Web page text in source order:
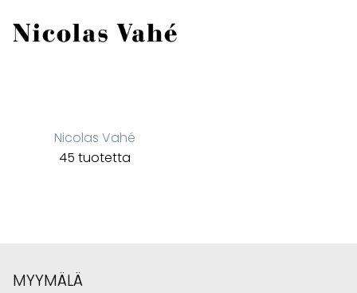
Nicolas Vahé
45 tuotetta
MYYMÄLÄ